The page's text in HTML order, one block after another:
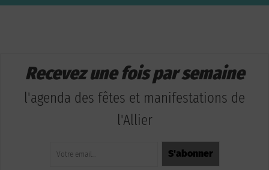
Recevez une fois par semaine
l'agenda des fêtes et manifestations de
l'Allier